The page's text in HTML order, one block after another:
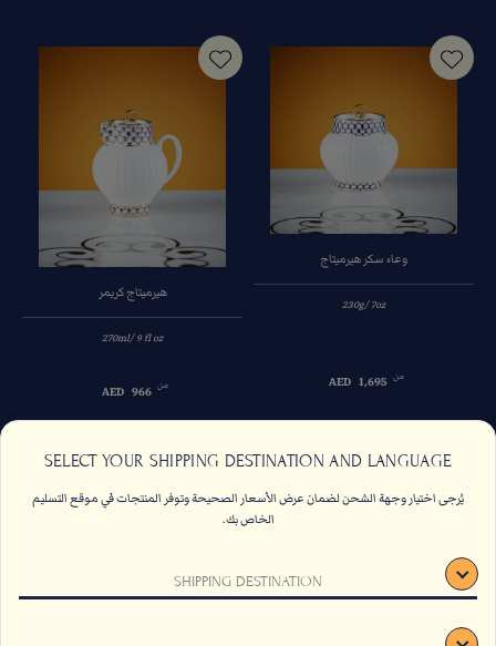
SELECT YOUR SHIPPING DESTINATION AND LANGUAGE
يُرجى اختيار وجهة الشحن لضمان عرض الأسعار الصحيحة وتوفر المنتجات في موقع التسليم
الخاص بك.
SHIPPING DESTINATION
وعاء سكر هيرميتاج
230g/ 7oz
من AED 1,695
هيرميتاج كريمر
270ml/ 9 fl oz
من AED 966
اتصل بنا
الاسئلة الشائعة